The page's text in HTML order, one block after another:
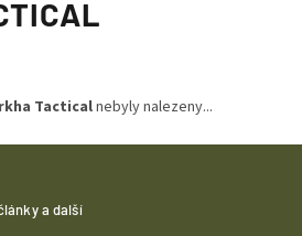
Tacticalnebyly nalezeny...
a další